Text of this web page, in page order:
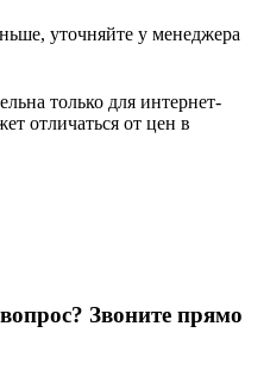
уточняйте у менеджера
только для интернет-
отличаться от цен в
Звоните прямо